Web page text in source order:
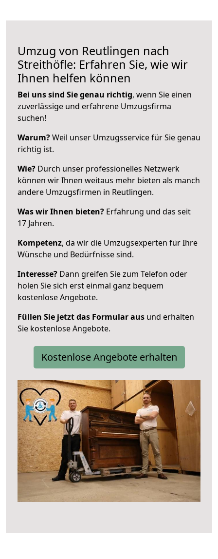
Umzug von Reutlingen nach
Streithöfle: Erfahren Sie, wie wir
Ihnen helfen können
Bei uns sind Sie genau richtig, wenn Sie einen
zuverlässige und erfahrene Umzugsfirma
suchen!
Warum?Weil unser Umzugsservice für Sie genau
richtig ist.
Wie? Durch unser professionelles Netzwerk
können wir Ihnen weitaus mehr bieten als manch
andere Umzugsfirmen in Reutlingen.
Was wir Ihnen bieten? Erfahrung und das seit
17 Jahren.
Kompetenz, da wir die Umzugsexperten für Ihre
Wünsche und Bedürfnisse sind.
Interesse? Dann greifen Sie zum Telefon oder
holen Sie sich erst einmal ganz bequem
kostenlose Angebote.
Füllen Sie jetzt das Formular aus und erhalten
Sie kostenlose Angebote.
Kostenlose Angebote erhalten